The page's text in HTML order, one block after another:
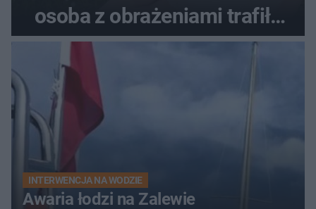
osoba z obrażeniami trafiła
do szpitala
INTERWENCJA NA WODZIE
Awaria łodzi na Zalewie